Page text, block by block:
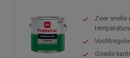
Zeer snelle
Goede